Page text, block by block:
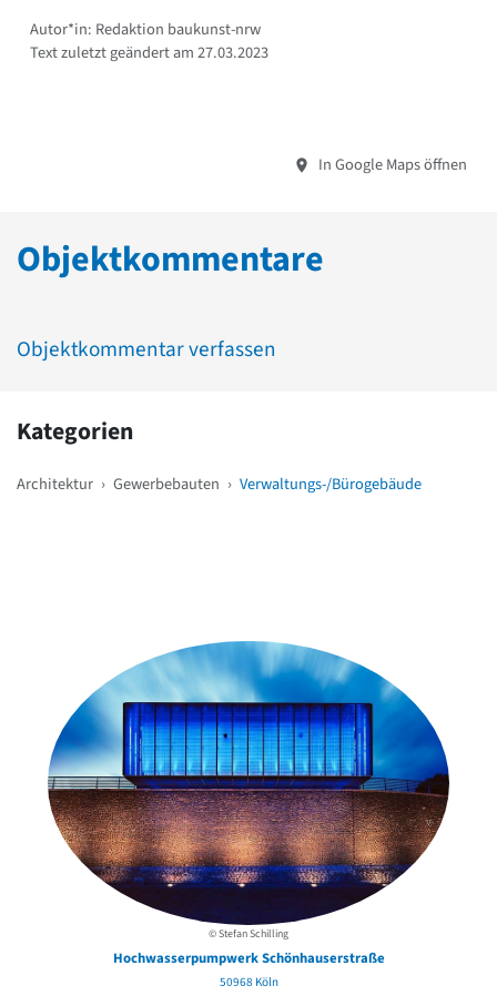
Autor*in: Redaktion baukunst-nrw
Text zuletzt geändert am 27.03.2023
In Google Maps öffnen
Objektkommentare
Objektkommentar verfassen
Kategorien
Architektur › Gewerbebauten › Verwaltungs-/Bürogebäude
© Stefan Schilling
Hochwasserpumpwerk Schönhauserstraße
50968 Köln